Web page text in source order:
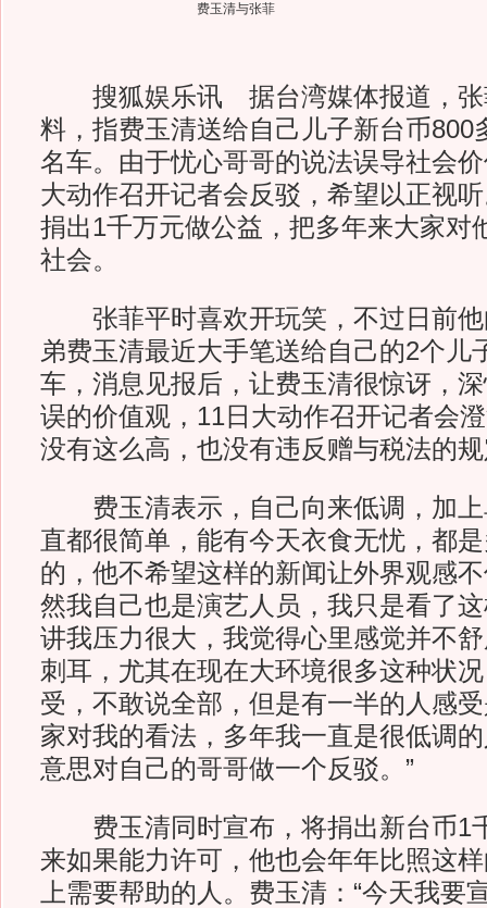
费玉清与张菲
搜狐娱乐讯 据台湾媒体报道，张
料，指费玉清送给自己儿子新台币800
名车。由于忧心哥哥的说法误导社会
大动作召开记者会反驳，希望以正视
捐出1千万元做公益，把多年来大家对
社会。
张菲平时喜欢开玩笑，不过日前他
弟费玉清最近大手笔送给自己的2个儿
车，消息见报后，让费玉清很惊讶，
误的价值观，11日大动作召开记者会
没有这么高，也没有违反赠与税法的
费玉清表示，自己向来低调，加上
直都很简单，能有今天衣食无忧，都
的，他不希望这样的新闻让外界观感
然我自己也是演艺人员，我只是看了
讲我压力很大，我觉得心里感觉并不
刺耳，尤其在现在大环境很多这种状
受，不敢说全部，但是有一半的人感
家对我的看法，多年我一直是很低调
意思对自己的哥哥做一个反驳。”
费玉清同时宣布，将捐出新台币1
来如果能力许可，他也会年年比照这
上需要帮助的人。费玉清：“今天我要